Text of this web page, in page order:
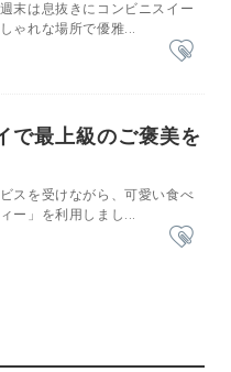
末は息抜きにコンビニスイー
ゃれな場所で優雅...
で最上級のご褒美を
スを受けながら、可愛い食べ
ー」を利用しまし...